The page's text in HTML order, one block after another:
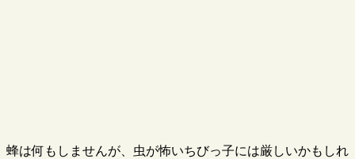
蜂は何もしませんが、虫が怖いちびっ子には厳しいかもしれ